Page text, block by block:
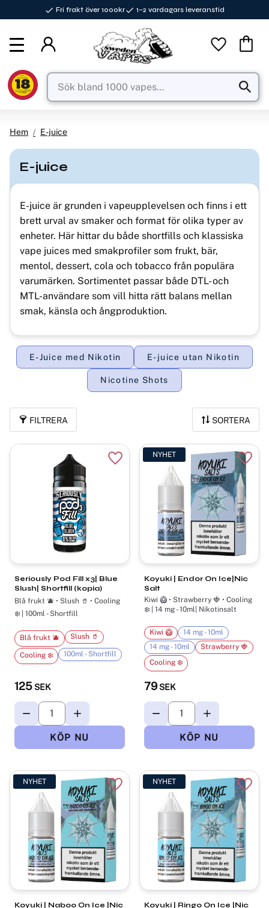
Fri frakt över 1000kr 1–2 vardagars leveranstid
Favoriter
Hem E-juice
E-juice
E-juice är grunden i vapeupplevelsen och finns i ett
brett urval av smaker och format för olika typer av
enheter. Här hittar du både shortfills och klassiska
vape juices med smakprofiler som frukt, bär,
mentol, dessert, cola och tobacco från populära
varumärken. Sortimentet passar både DTL- och
MTL-användare som vill hitta rätt balans mellan
smak, känsla och ångproduktion.
E-Juice med Nikotin E-juice utan Nikotin
Nicotine Shots
FILTRERA SORTERA
Seriously Pod Fill x3| Blue
Slush| Shortfill (kopia)
Blå frukt 🫐 • Slush 🥤 • Cooling
❄️ | 100ml - Shortfill
125 SEK
Blå frukt 🫐 Slush 🥤
Cooling ❄️ 100ml - Shortfill
Lägg till i favoriter
Koyuki | Endor On Ice|Nic
Salt
Kiwi 🥝 • Strawberry 🍓 • Cooling
❄️ | 14 mg - 10ml| Nikotinsalt
79 SEK
Kiwi 🥝
14 mg - 10ml
14 mg - 10ml
Strawberry 🍓
Cooling ❄️
NYHET
Koyuki | Naboo On Ice |Nic
NYHET
Lägg till i favoriter
Koyuki | Ringo On Ice |Nic
NYHET